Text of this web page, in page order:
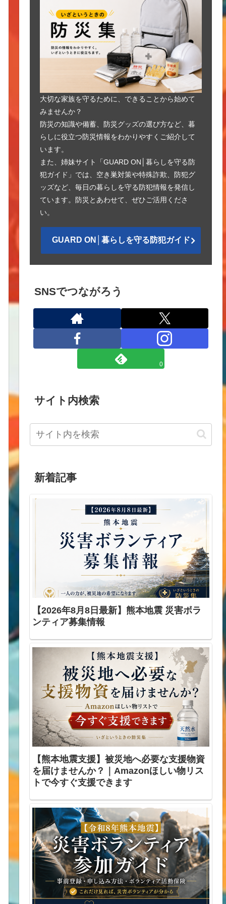
大切な家族を守るために、できることから始めて
みませんか？
防災の知識や備蓄、防災グッズの選び方など、暮
らしに役立つ防災情報をわかりやすくご紹介して
います。
また、姉妹サイト「GUARD ON│暮らしを守る防
犯ガイド」では、空き巣対策や特殊詐欺、防犯グ
ッズなど、毎日の暮らしを守る防犯情報を発信し
ています。防災とあわせて、ぜひご活用くださ
い。
GUARD ON│暮らしを守る防犯ガイド
SNSでつながろう
0
サイト内検索
新着記事
【2026年8月8日最新】熊本地震 災害ボラ
ンティア募集情報
【熊本地震支援】被災地へ必要な支援物資
を届けませんか？｜Amazonほしい物リス
トで今すぐ支援できます